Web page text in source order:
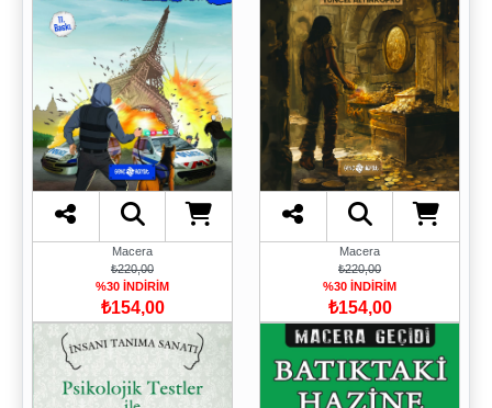
Macera
₺220,00
%30 İNDİRİM
₺154,00
Macera
₺220,00
%30 İNDİRİM
₺154,00